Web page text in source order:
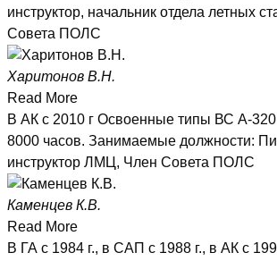
инструктор, начальник отдела летных
Совета ПОЛС
Харитонов В.Н.
Read More
В АК с 2010 г Освоенные типы ВС А-
8000 часов. Занимаемые должности:
инструктор ЛМЦ, Член Совета ПОЛС
Каменцев К.В.
Read More
В ГА с 1984 г., в САП с 1988 г., в АК с